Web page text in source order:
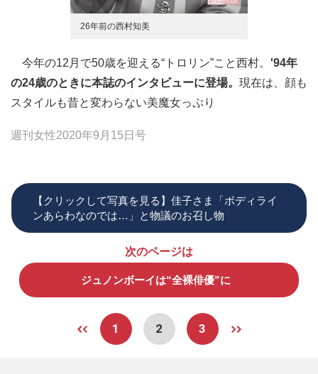
26年前の西村知美
今年の12月で50歳を迎える“トロリン”こと西村。 '94年
の24歳のときに本誌のインタビューに登場。 現在は、顔も
スタイルも昔と変わらない美魔女っぷり
週刊女性2020年9月15日号
【クリックして写真を見る】佳子さま「ボディライ
ンあらわなのでは…」と物議のお召し物
次のページは
ジュノンボーイは“全裸俳優”に
1 2 3